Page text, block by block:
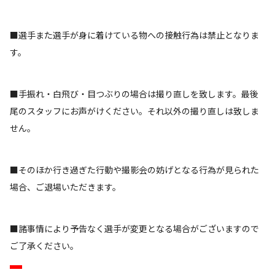
■選手また選手が身に着けている物への接触行為は禁止となりま
す。
■手振れ・白飛び・目つぶりの場合は撮り直しを致します。最後
尾のスタッフにお声がけください。それ以外の撮り直しは致しま
せん。
■そのほか行き過ぎた行動や撮影会の妨げとなる行為が見られた
場合、ご退場いただきます。
■諸事情により予告なく選手が変更となる場合がございますので
ご了承ください。